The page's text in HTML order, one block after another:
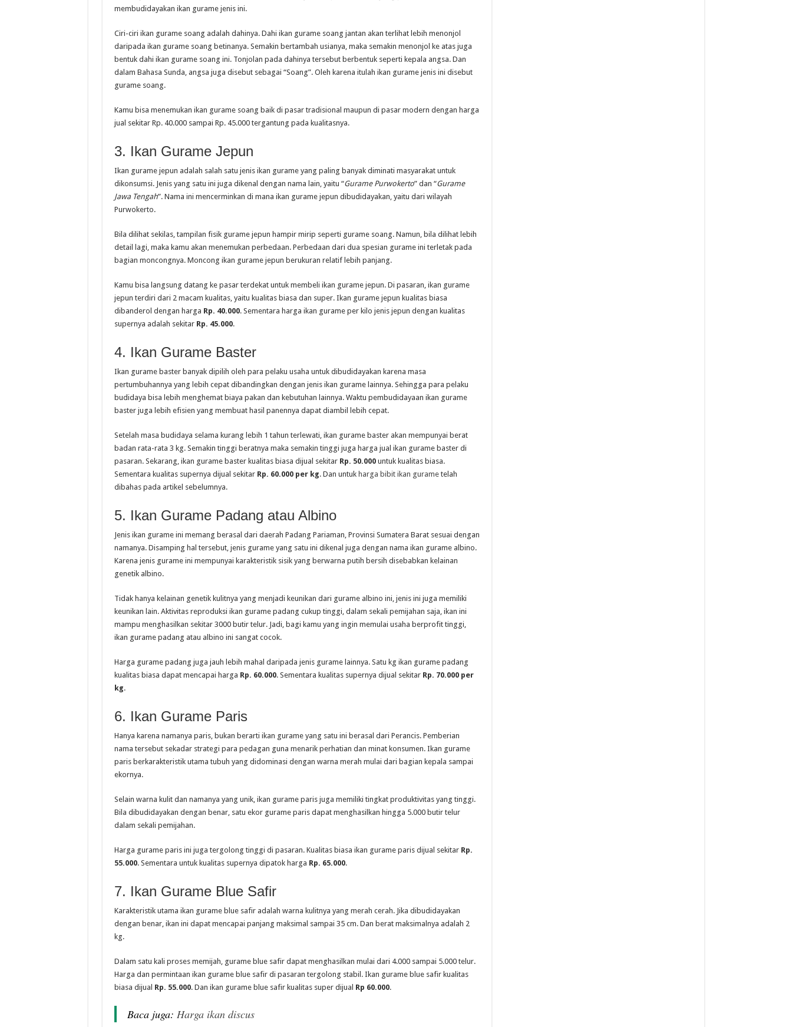
membudidayakan ikan gurame jenis ini.
Ciri-ciri ikan gurame soang adalah dahinya. Dahi ikan gurame soang jantan akan terlihat lebih menonjol
daripada ikan gurame soang betinanya. Semakin bertambah usianya, maka semakin menonjol ke atas juga
bentuk dahi ikan gurame soang ini. Tonjolan pada dahinya tersebut berbentuk seperti kepala angsa. Dan
dalam Bahasa Sunda, angsa juga disebut sebagai “Soang”. Oleh karena itulah ikan gurame jenis ini disebut
gurame soang.
Kamu bisa menemukan ikan gurame soang baik di pasar tradisional maupun di pasar modern dengan harga
jual sekitar Rp. 40.000 sampai Rp. 45.000 tergantung pada kualitasnya.
3. Ikan Gurame Jepun
Ikan gurame jepun adalah salah satu jenis ikan gurame yang paling banyak diminati masyarakat untuk
dikonsumsi. Jenis yang satu ini juga dikenal dengan nama lain, yaitu “Gurame Purwokerto” dan “Gurame
Jawa Tengah”. Nama ini mencerminkan di mana ikan gurame jepun dibudidayakan, yaitu dari wilayah
Purwokerto.
Bila dilihat sekilas, tampilan fisik gurame jepun hampir mirip seperti gurame soang. Namun, bila dilihat lebih
detail lagi, maka kamu akan menemukan perbedaan. Perbedaan dari dua spesian gurame ini terletak pada
bagian moncongnya. Moncong ikan gurame jepun berukuran relatif lebih panjang.
Kamu bisa langsung datang ke pasar terdekat untuk membeli ikan gurame jepun. Di pasaran, ikan gurame
jepun terdiri dari 2 macam kualitas, yaitu kualitas biasa dan super. Ikan gurame jepun kualitas biasa
dibanderol dengan harga Rp. 40.000. Sementara harga ikan gurame per kilo jenis jepun dengan kualitas
supernya adalah sekitar Rp. 45.000.
4. Ikan Gurame Baster
Ikan gurame baster banyak dipilih oleh para pelaku usaha untuk dibudidayakan karena masa
pertumbuhannya yang lebih cepat dibandingkan dengan jenis ikan gurame lainnya. Sehingga para pelaku
budidaya bisa lebih menghemat biaya pakan dan kebutuhan lainnya. Waktu pembudidayaan ikan gurame
baster juga lebih efisien yang membuat hasil panennya dapat diambil lebih cepat.
Setelah masa budidaya selama kurang lebih 1 tahun terlewati, ikan gurame baster akan mempunyai berat
badan rata-rata 3 kg. Semakin tinggi beratnya maka semakin tinggi juga harga jual ikan gurame baster di
pasaran. Sekarang, ikan gurame baster kualitas biasa dijual sekitar Rp. 50.000untuk kualitas biasa.
Sementara kualitas supernya dijual sekitar Rp. 60.000 per kg. Dan untuk harga bibit ikan gurametelah
dibahas pada artikel sebelumnya.
5. Ikan Gurame Padang atau Albino
Jenis ikan gurame ini memang berasal dari daerah Padang Pariaman, Provinsi Sumatera Barat sesuai dengan
namanya. Disamping hal tersebut, jenis gurame yang satu ini dikenal juga dengan nama ikan gurame albino.
Karena jenis gurame ini mempunyai karakteristik sisik yang berwarna putih bersih disebabkan kelainan
genetik albino.
Tidak hanya kelainan genetik kulitnya yang menjadi keunikan dari gurame albino ini, jenis ini juga memiliki
keunikan lain. Aktivitas reproduksi ikan gurame padang cukup tinggi, dalam sekali pemijahan saja, ikan ini
mampu menghasilkan sekitar 3000 butir telur. Jadi, bagi kamu yang ingin memulai usaha berprofit tinggi,
ikan gurame padang atau albino ini sangat cocok.
Harga gurame padang juga jauh lebih mahal daripada jenis gurame lainnya. Satu kg ikan gurame padang
kualitas biasa dapat mencapai harga Rp. 60.000. Sementara kualitas supernya dijual sekitar Rp. 70.000 per
kg.
6. Ikan Gurame Paris
Hanya karena namanya paris, bukan berarti ikan gurame yang satu ini berasal dari Perancis. Pemberian
nama tersebut sekadar strategi para pedagan guna menarik perhatian dan minat konsumen. Ikan gurame
paris berkarakteristik utama tubuh yang didominasi dengan warna merah mulai dari bagian kepala sampai
ekornya.
Selain warna kulit dan namanya yang unik, ikan gurame paris juga memiliki tingkat produktivitas yang tinggi.
Bila dibudidayakan dengan benar, satu ekor gurame paris dapat menghasilkan hingga 5.000 butir telur
dalam sekali pemijahan.
Harga gurame paris ini juga tergolong tinggi di pasaran. Kualitas biasa ikan gurame paris dijual sekitar Rp.
55.000. Sementara untuk kualitas supernya dipatok harga Rp. 65.000.
7. Ikan Gurame Blue Safir
Karakteristik utama ikan gurame blue safir adalah warna kulitnya yang merah cerah. Jika dibudidayakan
dengan benar, ikan ini dapat mencapai panjang maksimal sampai 35 cm. Dan berat maksimalnya adalah 2
kg.
Dalam satu kali proses memijah, gurame blue safir dapat menghasilkan mulai dari 4.000 sampai 5.000 telur.
Harga dan permintaan ikan gurame blue safir di pasaran tergolong stabil. Ikan gurame blue safir kualitas
biasa dijual Rp. 55.000. Dan ikan gurame blue safir kualitas super dijual Rp 60.000.
Baca juga: Harga ikan discus